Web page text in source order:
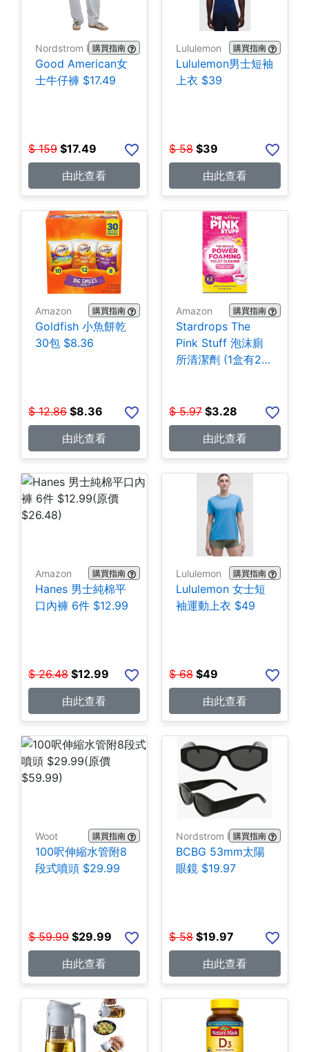
Nordstrom Rack購買指南
Good American女
士牛仔褲 $17.49
$ 159 $17.49
由此查看
Lululemon 購買指南
Lululemon男士短袖
上衣 $39
$ 58 $39
由此查看
Amazon 購買指南
Goldfish 小魚餅乾
30包 $8.36
$ 12.86 $8.36
由此查看
Amazon 購買指南
Stardrops The
Pink Stuff 泡沫廁
所清潔劑 (1盒有2
$ 5.97 $3.28
由此查看
Amazon 購買指南
Hanes 男士純棉平
口內褲 6件 $12.99
$ 26.48 $12.99
由此查看
Lululemon 購買指南
Lululemon 女士短
袖運動上衣 $49
$ 68 $49
由此查看
Woot 購買指南
100呎伸縮水管附8
段式噴頭 $29.99
$ 59.99 $29.99
由此查看
Nordstrom Rack購買指南
BCBG 53mm太陽
眼鏡 $19.97
$ 58 $19.97
由此查看